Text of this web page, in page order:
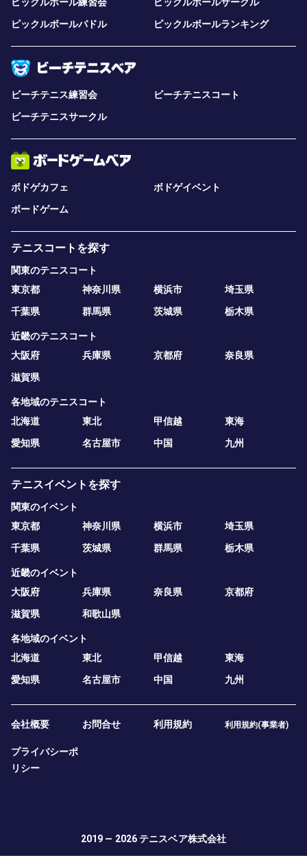
ピックルボールパドル
ピックルボールランキング
ビーチテニス練習会
ビーチテニスコート
ビーチテニスサークル
ボドゲカフェ
ボドゲイベント
ボードゲーム
テニスコートを探す
関東のテニスコート
東京都
神奈川県 横浜市
埼玉県
千葉県
群馬県 茨城県 栃木県
近畿のテニスコート
大阪府
兵庫県 京都府
奈良県
滋賀県
各地域のテニスコート
北海道
東北 甲信越
東海
愛知県
名古屋市 中国 九州
テニスイベントを探す
関東のイベント
東京都
神奈川県 横浜市
埼玉県
千葉県
茨城県 群馬県 栃木県
近畿のイベント
大阪府
兵庫県 奈良県
京都府
滋賀県
和歌山県
各地域のイベント
北海道
東北 甲信越
東海
愛知県
名古屋市 中国 九州
会社概要 お問合せ 利用規約 利用規約(事業者)
プライバシーポ
リシー
2019 — 2026 テニスベア株式会社